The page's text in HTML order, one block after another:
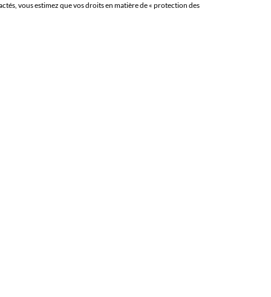
vous estimez que vos droits en matière de « protection des